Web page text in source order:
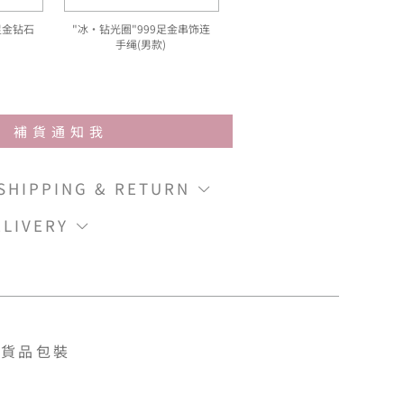
钻石
"冰‧钻光圈"999足金串饰连
手绳(男款)
補貨通知我
& RETURN
貨品包裝